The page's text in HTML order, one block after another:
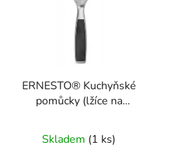
ERNESTO® Kuchyňské
pomůcky (lžíce na
Skladem (1 ks)